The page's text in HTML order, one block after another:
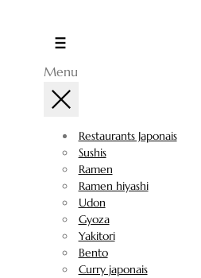
Menu
Restaurants Japonais
Sushis
Ramen
Ramen hiyashi
Udon
Gyoza
Yakitori
Bento
Curry japonais